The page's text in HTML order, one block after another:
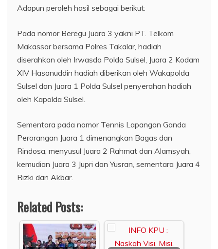
Adapun peroleh hasil sebagai berikut:
Pada nomor Beregu Juara 3 yakni PT. Telkom
Makassar bersama Polres Takalar, hadiah
diserahkan oleh Irwasda Polda Sulsel, Juara 2 Kodam
XIV Hasanuddin hadiah diberikan oleh Wakapolda
Sulsel dan Juara 1 Polda Sulsel penyerahan hadiah
oleh Kapolda Sulsel.
Sementara pada nomor Tennis Lapangan Ganda
Perorangan Juara 1 dimenangkan Bagas dan
Rindosa, menyusul Juara 2 Rahmat dan Alamsyah,
kemudian Juara 3 Jupri dan Yusran, sementara Juara 4
Rizki dan Akbar.
Related Posts: